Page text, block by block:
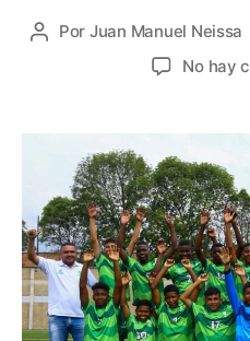
Autor
Por Juan Manuel Neissa
No hay